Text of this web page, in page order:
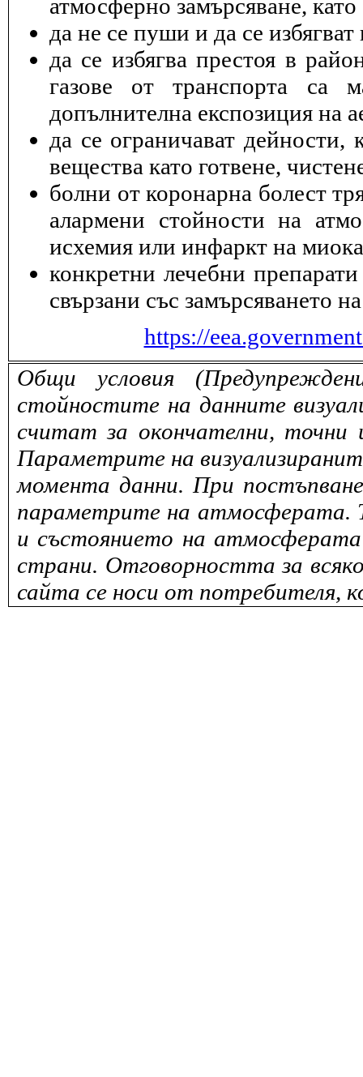
атмосферно замърсяване,
да не се пуши и да се
да се избягва престоя в
газове от транспорта са
допълнителна експозиция на
да се ограничават
вещества като готвене,
болни от коронарна болест
алармени стойности на
исхемия или инфаркт на
конкретни лечебни
свързани със замърсяването
https://
Общи условия
стойностите на данните
считат за окончателни,
Параметрите на
момента данни. При
параметрите на атмосферата.
и състоянието на
страни. Отговорността за
сайта се носи от потребителя,